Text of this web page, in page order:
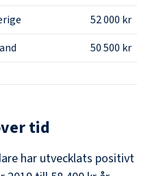
52 000 kr
50 500 kr
tid
har utvecklats positivt